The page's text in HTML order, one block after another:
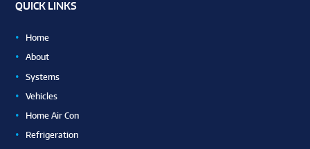
QUICK LINKS
Home
About
Systems
Vehicles
Home Air Con
Refrigeration